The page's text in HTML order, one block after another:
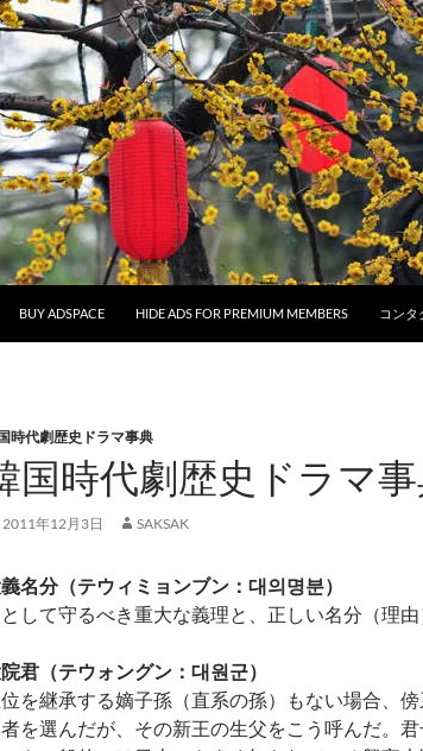
BUY ADSPACE HIDE ADS FOR PREMIUM MEMBERS コンタ
時代劇歴史ドラマ事典
国時代劇歴史ドラマ
2011年12月3日 SAKSAK
名分（テウィミョンブン：대의명분）
として守るべき重大な義理と、正しい名分（理由
君（テウォングン：대원군）
を継承する嫡子孫（直系の孫）もない場合、
を選んだが、その新王の生父をこう呼んだ。